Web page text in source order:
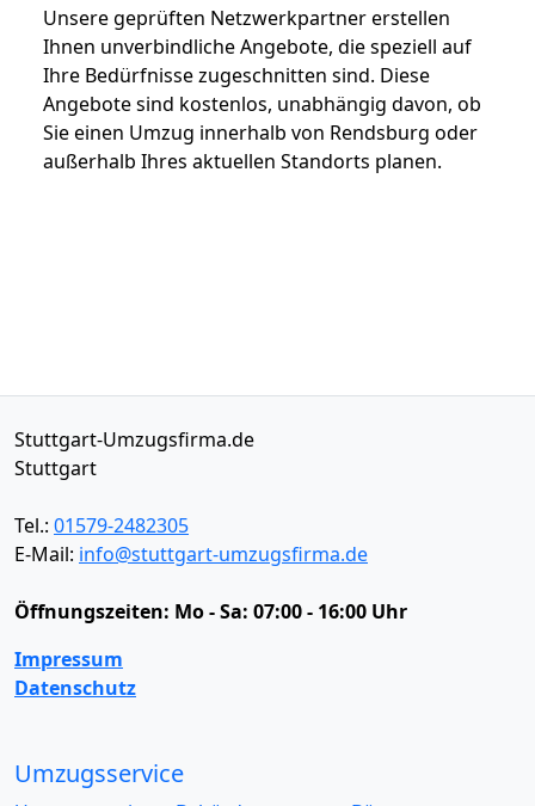
Unsere geprüften Netzwerkpartner erstellen
Ihnen unverbindliche Angebote, die speziell auf
Ihre Bedürfnisse zugeschnitten sind. Diese
Angebote sind kostenlos, unabhängig davon, ob
Sie einen Umzug innerhalb von Rendsburg oder
außerhalb Ihres aktuellen Standorts planen.
Stuttgart-Umzugsfirma.de
Stuttgart
Tel.: 01579-2482305
E-Mail: info@stuttgart-umzugsfirma.de
Öffnungszeiten: Mo - Sa: 07:00 - 16:00 Uhr
Impressum
Datenschutz
Umzugsservice